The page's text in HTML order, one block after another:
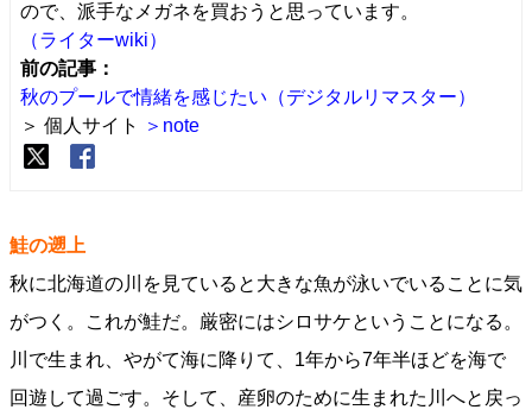
ので、派手なメガネを買おうと思っています。
（ライターwiki）
前の記事：
秋のプールで情緒を感じたい（デジタルリマスター）
＞ 個人サイト
＞note
鮭の遡上
秋に北海道の川を見ていると大きな魚が泳いでいることに気
がつく。これが鮭だ。厳密にはシロサケということになる。
川で生まれ、やがて海に降りて、1年から7年半ほどを海で
回遊して過ごす。そして、産卵のために生まれた川へと戻っ